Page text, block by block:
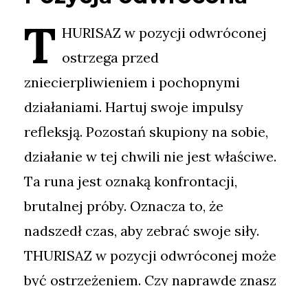
T HURISAZ w pozycji odwróconej
ostrzega przed
zniecierpliwieniem i pochopnymi
działaniami. Hartuj swoje impulsy
refleksją. Pozostań skupiony na sobie,
działanie w tej chwili nie jest właściwe.
Ta runa jest oznaką konfrontacji,
brutalnej próby. Oznacza to, że
nadszedł czas, aby zebrać swoje siły.
THURISAZ w pozycji odwróconej może
być ostrzeżeniem. Czy naprawdę znasz